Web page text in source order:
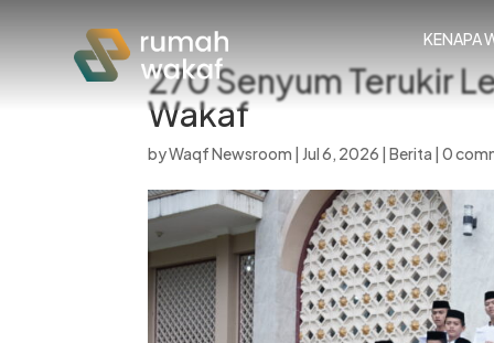
KENAPA
270 Senyum Terukir
Wakaf
byWaqf Newsroom | Jul 6, 2026 |Berita |0